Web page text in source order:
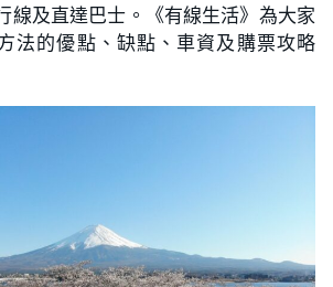
線及直達巴士。《有線生活》為大家
法的優點、缺點、車資及購票攻略